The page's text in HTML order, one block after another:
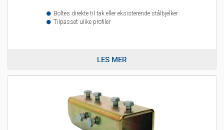
Boltes direkte til tak eller eksisterende stålbjelker
Tilpasset ulike profiler
LES MER